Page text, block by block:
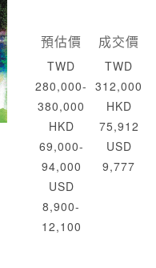
預估價
TWD
280,000-
380,000
HKD
69,000-
94,000
USD
8,900-
12,100
成交價
TWD
312,000
HKD
75,912
USD
9,777